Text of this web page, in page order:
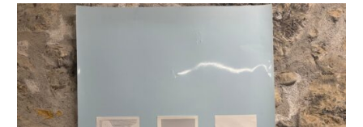
duten interes legitimoa eta horren aurka nola egin
dezakezun ikusteko.
Lortu zure datu pertsonalak prozesatzeko moduari
buruzko informazio gehiago eta ezarri zure lehentasunak
datuen atalean. Edozein unetan alda edo ken dezakezu